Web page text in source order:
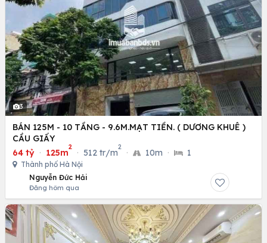
3
BÁN 125M - 10 TẦNG - 9.6M.MẠT TIỀN. ( DƯƠNG KHUÊ )
CẦU GIẤY
64 tỷ · 125m
2
· 512 tr/m
2
· 10m · 1
Thành phố Hà Nội
Nguyễn Đức Hải
Đăng hôm qua